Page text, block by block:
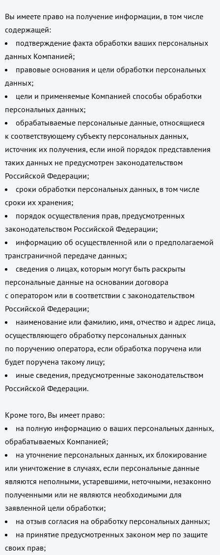
Вы имеете право на получение информации, в том числе
содержащей:
подтверждение факта обработки ваших персональных
данных Компанией;
правовые основания и цели обработки персональных
данных;
цели и применяемые Компанией способы обработки
персональных данных;
обрабатываемые персональные данные, относящиеся
к соответствующему субъекту персональных данных,
источник их получения, если иной порядок представления
таких данных не предусмотрен законодательством
Российской Федерации;
сроки обработки персональных данных, в том числе
сроки их хранения;
порядок осуществления прав, предусмотренных
законодательством Российской Федерации;
информацию об осуществленной или о предполагаемой
трансграничной передаче данных;
сведения о лицах, которым могут быть раскрыты
персональные данные на основании договора
с оператором или в соответствии с законодательством
Российской Федерации;
наименование или фамилию, имя, отчество и адрес лица,
осуществляющего обработку персональных данных
по поручению оператора, если обработка поручена или
будет поручена такому лицу;
иные сведения, предусмотренные законодательством
Российской Федерации.
Кроме того, Вы имеет право:
на полную информацию о ваших персональных данных,
обрабатываемых Компанией;
на уточнение персональных данных, их блокирование
или уничтожение в случаях, если персональные данные
являются неполными, устаревшими, неточными, незаконно
полученными или не являются необходимыми для
заявленной цели обработки;
на отзыв согласия на обработку персональных данных;
на принятие предусмотренных законом мер по защите
своих прав;